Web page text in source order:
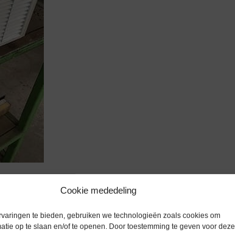
Cookie mededeling
te bieden, gebruiken we technologieën zoals cookies om
op te slaan en/of te openen. Door toestemming te geven voor deze